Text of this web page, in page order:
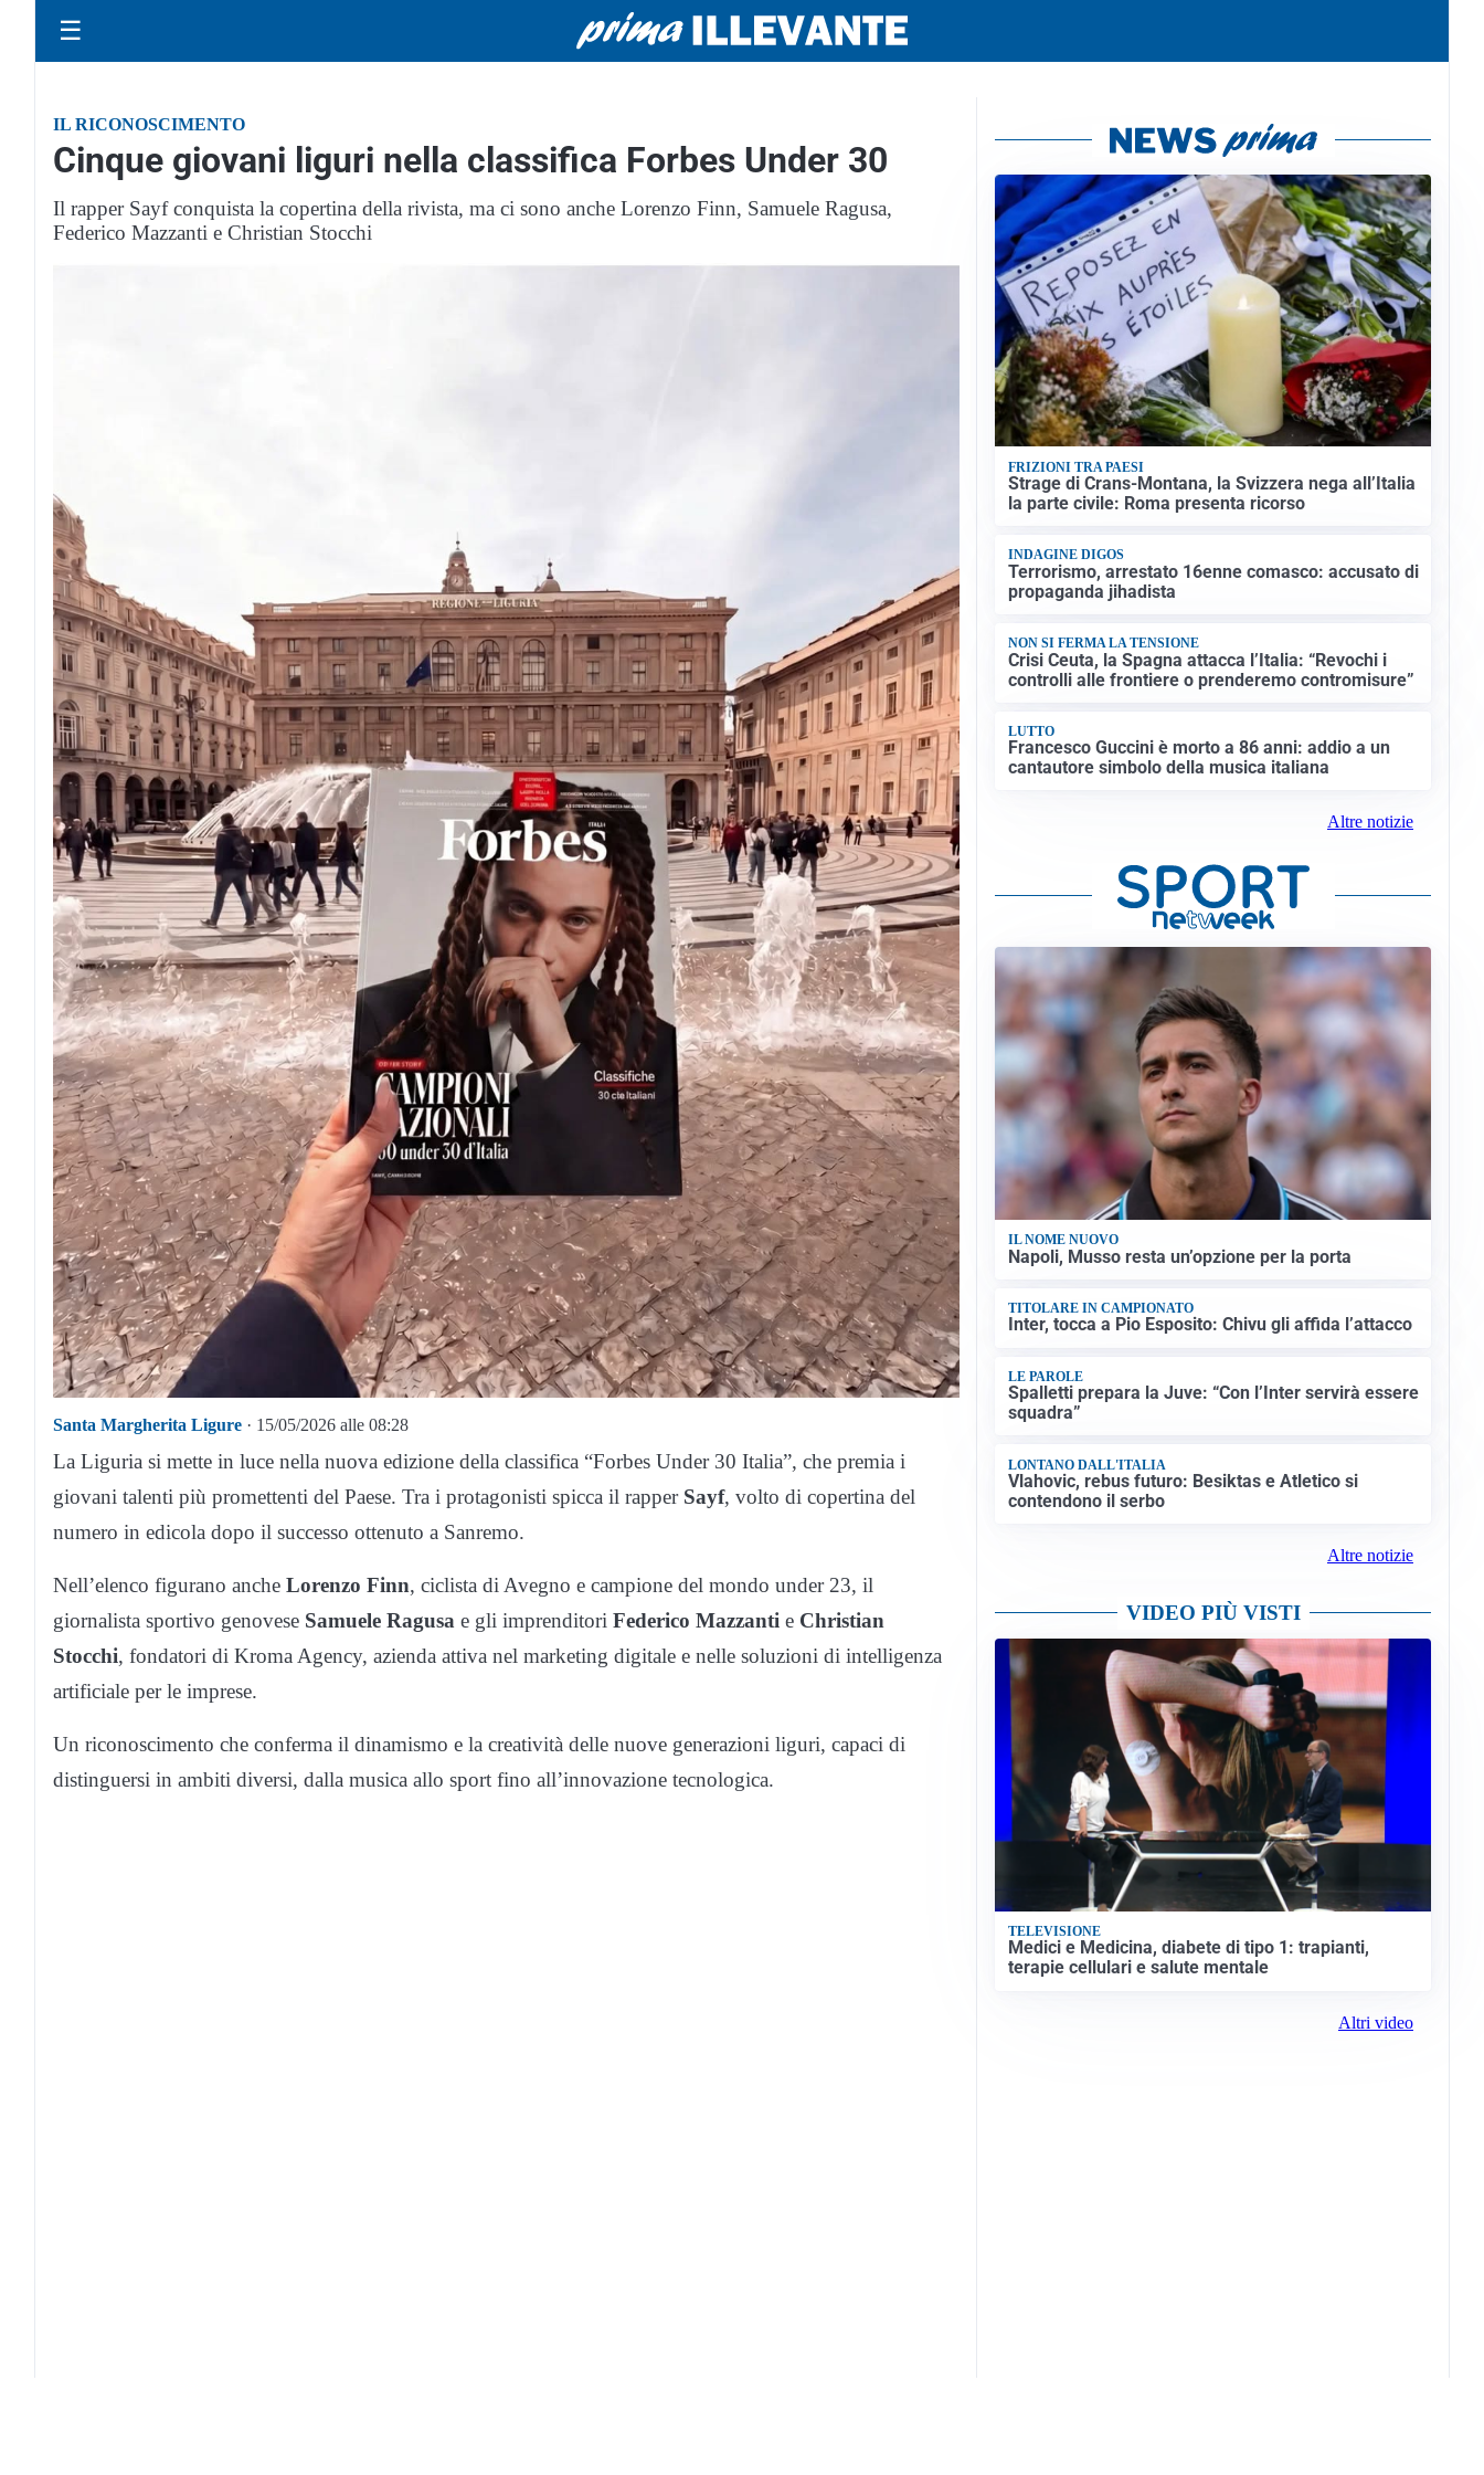
☰
IL RICONOSCIMENTO
Cinque giovani liguri nella classifica Forbes Under 30
Il rapper Sayf conquista la copertina della rivista, ma ci sono anche Lorenzo Finn, Samuele Ragusa,
Federico Mazzanti e Christian Stocchi
Santa Margherita Ligure · 15/05/2026 alle 08:28
La Liguria si mette in luce nella nuova edizione della classifica “Forbes Under 30 Italia”, che premia i
giovani talenti più promettenti del Paese. Tra i protagonisti spicca il rapper Sayf, volto di copertina del
numero in edicola dopo il successo ottenuto a Sanremo.
Nell’elenco figurano anche Lorenzo Finn, ciclista di Avegno e campione del mondo under 23, il
giornalista sportivo genovese Samuele Ragusa e gli imprenditori Federico Mazzanti e Christian
Stocchi, fondatori di Kroma Agency, azienda attiva nel marketing digitale e nelle soluzioni di intelligenza
artificiale per le imprese.
Un riconoscimento che conferma il dinamismo e la creatività delle nuove generazioni liguri, capaci di
distinguersi in ambiti diversi, dalla musica allo sport fino all’innovazione tecnologica.
FRIZIONI TRA PAESI
Strage di Crans-Montana, la Svizzera nega all’Italia
la parte civile: Roma presenta ricorso
INDAGINE DIGOS
Terrorismo, arrestato 16enne comasco: accusato di
propaganda jihadista
NON SI FERMA LA TENSIONE
Crisi Ceuta, la Spagna attacca l’Italia: “Revochi i
controlli alle frontiere o prenderemo contromisure”
LUTTO
Francesco Guccini è morto a 86 anni: addio a un
cantautore simbolo della musica italiana
Altre notizie
IL NOME NUOVO
Napoli, Musso resta un’opzione per la porta
TITOLARE IN CAMPIONATO
Inter, tocca a Pio Esposito: Chivu gli affida l’attacco
LE PAROLE
Spalletti prepara la Juve: “Con l’Inter servirà essere
squadra”
LONTANO DALL'ITALIA
Vlahovic, rebus futuro: Besiktas e Atletico si
contendono il serbo
Altre notizie
VIDEO PIÙ VISTI
TELEVISIONE
Medici e Medicina, diabete di tipo 1: trapianti,
terapie cellulari e salute mentale
Altri video